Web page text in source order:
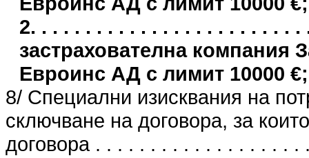
2. . . . . . . . . . . . . . . . . . . . . . . .
застрахователна компания
Евроинс АД с лимит 10000 €;
8/ Специални изисквания на
сключване на договора, за
договора . . . . . . . . . . . . . . . . . .